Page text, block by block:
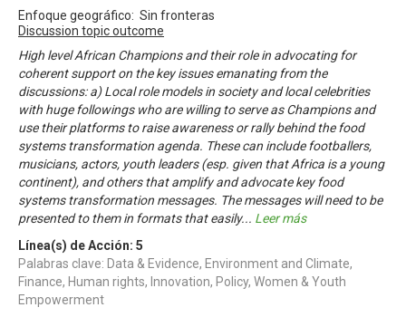
Enfoque geográfico: Sin fronteras
Discussion topic outcome
High level African Champions and their role in advocating for
coherent support on the key issues emanating from the
discussions: a) Local role models in society and local celebrities
with huge followings who are willing to serve as Champions and
use their platforms to raise awareness or rally behind the food
systems transformation agenda. These can include footballers,
musicians, actors, youth leaders (esp. given that Africa is a young
continent), and others that amplify and advocate key food
systems transformation messages. The messages will need to be
presented to them in formats that easily... Leer más
Línea(s) de Acción: 5
Palabras clave: Data & Evidence, Environment and Climate,
Finance, Human rights, Innovation, Policy, Women & Youth
Empowerment